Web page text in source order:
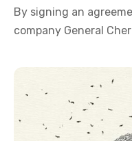
By signing an
company General